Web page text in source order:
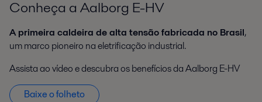
Conheça a Aalborg E-HV
A primeira caldeira de alta tensão fabricada no Brasil,
um marco pioneiro na eletrificação industrial.
Assista ao vídeo e descubra os benefícios da Aalborg E-HV
Baixe o folheto